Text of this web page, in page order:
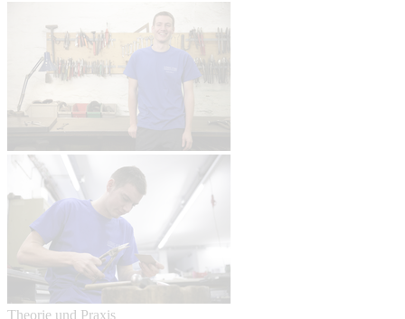
Theorie und Praxis